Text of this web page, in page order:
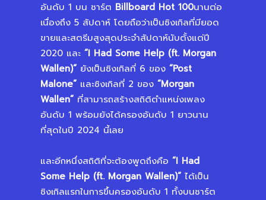
อันดับ 1 บน ชาร์ต Billboard Hot 100นานต่อ
เนื่องถึง 5 สัปดาห์ โดยถือว่าเป็นซิงเกิลที่มียอด
ขายและสตรีมสูงสุดประจำสัปดาห์นับตั้งแต่ปี
2020 และ “I Had Some Help (ft. Morgan
Wallen)” ยังเป็นซิงเกิลที่ 6 ของ “Post
Malone” และซิงเกิลที่ 2 ของ “Morgan
Wallen” ที่สามารถสร้างสถิติตำแหน่งเพลง
อันดับ 1 พร้อมยังได้ครองอันดับ 1 ยาวนาน
ที่สุดในปี 2024 นี้เลย
และอีกหนึ่งสถิติที่จะต้องพูดถึงคือ “I Had
Some Help (ft. Morgan Wallen)” ได้เป็น
ซิงเกิลแรกในการขึ้นครองอันดับ 1 ทั้งบนชาร์ต